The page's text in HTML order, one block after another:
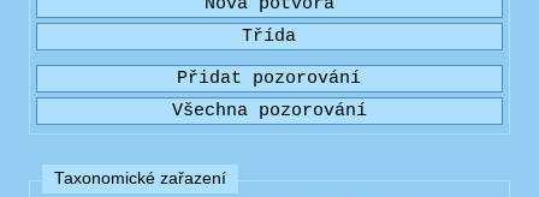
Taxonomické zařazení